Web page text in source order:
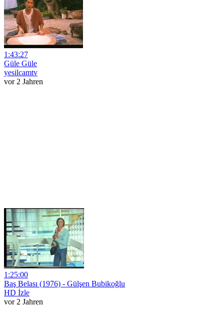
1:43:27
Güle Güle
yesilcamtv
vor 2 Jahren
1:25:00
Baş Belası (1976) - Gülşen Bubikoğlu
HD İzle
vor 2 Jahren